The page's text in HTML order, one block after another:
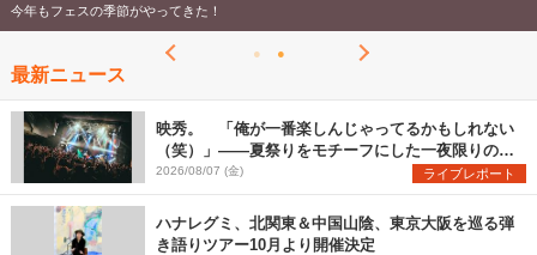
今年もフェスの季節がやってきた！
最新ニュース
映秀。 「俺が一番楽しんじゃってるかもしれない
（笑）」――夏祭りをモチーフにした一夜限りのス
ペシャルライブ『色祭』レポート
2026/08/07 (金) ライブレポート
ハナレグミ、北関東＆中国山陰、東京大阪を巡る弾
き語りツアー10月より開催決定